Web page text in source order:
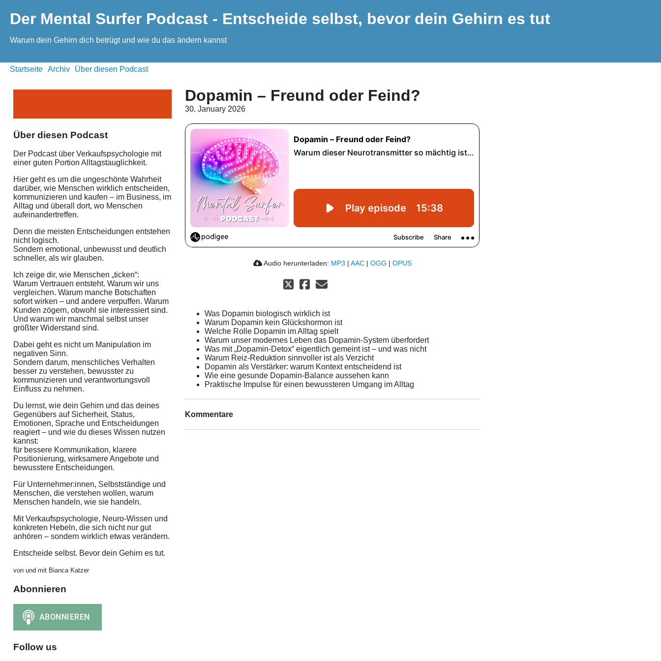
Der Mental Surfer Podcast - Entscheide selbst, bevor dein Gehirn es tut
Warum dein Gehirn dich betrügt und wie du das ändern kannst
Startseite Archiv Über diesen Podcast
Über diesen Podcast
Der Podcast über Verkaufspsychologie mit
einer guten Portion Alltagstauglichkeit.
Hier geht es um die ungeschönte Wahrheit
darüber, wie Menschen wirklich entscheiden,
kommunizieren und kaufen – im Business, im
Alltag und überall dort, wo Menschen
aufeinandertreffen.
Denn die meisten Entscheidungen entstehen
nicht logisch.
Sondern emotional, unbewusst und deutlich
schneller, als wir glauben.
Ich zeige dir, wie Menschen „ticken“:
Warum Vertrauen entsteht. Warum wir uns
vergleichen. Warum manche Botschaften
sofort wirken – und andere verpuffen. Warum
Kunden zögern, obwohl sie interessiert sind.
Und warum wir manchmal selbst unser
größter Widerstand sind.
Dabei geht es nicht um Manipulation im
negativen Sinn.
Sondern darum, menschliches Verhalten
besser zu verstehen, bewusster zu
kommunizieren und verantwortungsvoll
Einfluss zu nehmen.
Du lernst, wie dein Gehirn und das deines
Gegenübers auf Sicherheit, Status,
Emotionen, Sprache und Entscheidungen
reagiert – und wie du dieses Wissen nutzen
kannst:
für bessere Kommunikation, klarere
Positionierung, wirksamere Angebote und
bewusstere Entscheidungen.
Für Unternehmer:innen, Selbstständige und
Menschen, die verstehen wollen, warum
Menschen handeln, wie sie handeln.
Mit Verkaufspsychologie, Neuro-Wissen und
konkreten Hebeln, die sich nicht nur gut
anhören – sondern wirklich etwas verändern.
Entscheide selbst. Bevor dein Gehirn es tut.
von und mit Bianca Katzer
Abonnieren
Follow us
Dopamin – Freund oder Feind?
30. January 2026
Audio herunterladen: MP3 |AAC |OGG |OPUS
Was Dopamin biologisch wirklich ist
Warum Dopamin kein Glückshormon ist
Welche Rolle Dopamin im Alltag spielt
Warum unser modernes Leben das Dopamin-System überfordert
Was mit „Dopamin-Detox“ eigentlich gemeint ist – und was nicht
Warum Reiz-Reduktion sinnvoller ist als Verzicht
Dopamin als Verstärker: warum Kontext entscheidend ist
Wie eine gesunde Dopamin-Balance aussehen kann
Praktische Impulse für einen bewussteren Umgang im Alltag
Kommentare